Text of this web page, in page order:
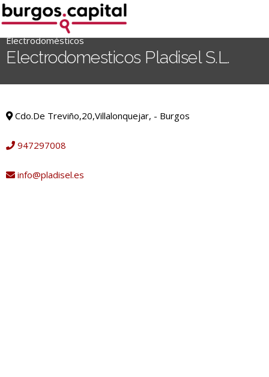
Ir
al
contenido
for:')
Electrodomésticos
Electrodomesticos Pladisel S.L.
Cdo.De Treviño,20,Villalonquejar, - Burgos
947297008
info@pladisel.es